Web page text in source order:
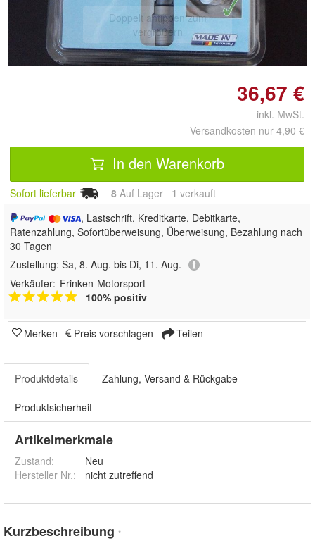
Doppelt antippen zum
vergrößern
36,67 €
inkl. MwSt.
Versandkosten nur 4,90 €
In den Warenkorb
Sofort lieferbar 8 Auf Lager 1 verkauft
, Lastschrift, Kreditkarte, Debitkarte,
Ratenzahlung, Sofortüberweisung, Überweisung, Bezahlung nach
30 Tagen
Zustellung: Sa, 8. Aug. bis Di, 11. Aug.
Verkäufer: Frinken-Motorsport
100% positiv
Merken Preis vorschlagen Teilen
Produktdetails Zahlung, Versand & Rückgabe
Produktsicherheit
Artikelmerkmale
Zustand:
Neu
Hersteller Nr.:
nicht zutreffend
Kurzbeschreibung *